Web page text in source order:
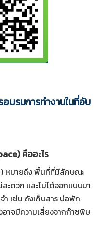
บรมการทำงานในที่อับ
คืออะไร
หมายถึง พื้นที่ที่มีลักษณะ
ะดวก และไม่ได้ออกแบบมา
ำ เช่น ถังเก็บสาร บ่อพัก
าจมีความเสี่ยงจากก๊าซพิษ